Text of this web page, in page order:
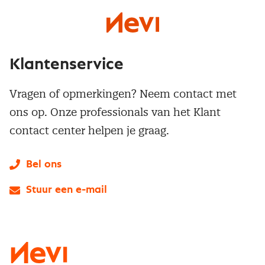
Klantenservice
Vragen of opmerkingen? Neem contact met
ons op. Onze professionals van het Klant
contact center helpen je graag.
Bel ons
Stuur een e-mail